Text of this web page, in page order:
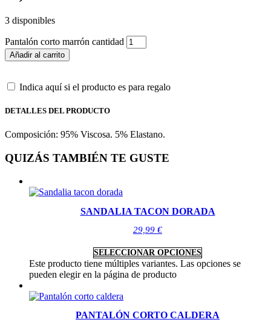
3 disponibles
Pantalón corto marrón cantidad
Añadir al carrito
Indica aquí si el producto es para regalo
DETALLES DEL PRODUCTO
Composición: 95% Viscosa. 5% Elastano.
QUIZÁS TAMBIÉN TE GUSTE
SANDALIA TACON DORADA
29,99 €
SELECCIONAR OPCIONES
Este producto tiene múltiples variantes. Las opciones se
pueden elegir en la página de producto
PANTALÓN CORTO CALDERA